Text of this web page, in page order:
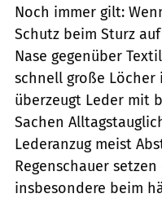
Noch immer gilt:
Schutz beim Sturz
Nase gegenüber
schnell große Löcher
überzeugt Leder mit
Sachen
Lederanzug meist
Regenschauer
insbesondere beim